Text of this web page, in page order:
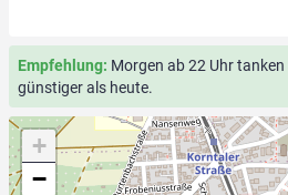
Empfehlung: Morgen ab 22 Uhr
günstiger als heute.
+
−